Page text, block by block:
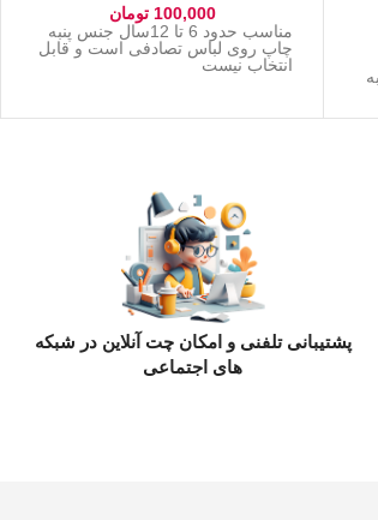
100,000 تومان
مناسب حدود 6 تا 12سال جنس پنبه
چاپ روی لباس تصادفی است و قابل
انتخاب نیست
پشتیبانی تلفنی و امکان چت آنلاین در شبکه
های اجتماعی